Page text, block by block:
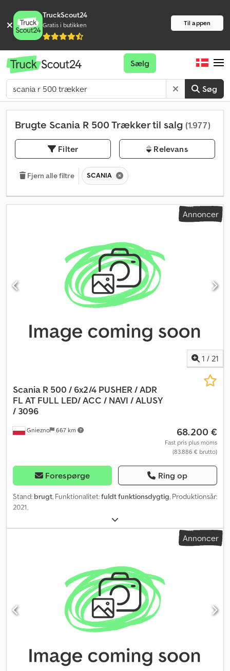
TruckScout24
Gratis i butikken Til appen
Søg
Sælg
Brugte Scania R 500 Trækker til salg (1.977)
Filter Relevans
Fjern alle filtre SCANIA
Annoncer
1 / 21
Gniezno 667 km
Scania R 500 / 6x2/4 PUSHER / ADR
FL AT FULL LED/ ACC / NAVI / ALUSY
/ 3096
68.200 €
Fast pris plus moms
(83.886 € brutto)
Forespørge Ring op
Stand: brugt, Funktionalitet:fuldt funktionsdygtig, Produktionsår:
2021,
Annoncer